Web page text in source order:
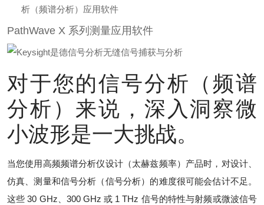
析（频谱分析）应用软件
PathWave X 系列测量应用软件
对于您的信号分析（频谱
分析）来说，深入洞察微
小波形是一大挑战。
当您使用高频频谱分析仪设计（太赫兹频率）产品时，对设计、
仿真、测量和信号分析（信号分析）的难度很可能会估计不足。
这些 30 GHz、300 GHz 或 1 THz 信号的特性与射频或微波信号